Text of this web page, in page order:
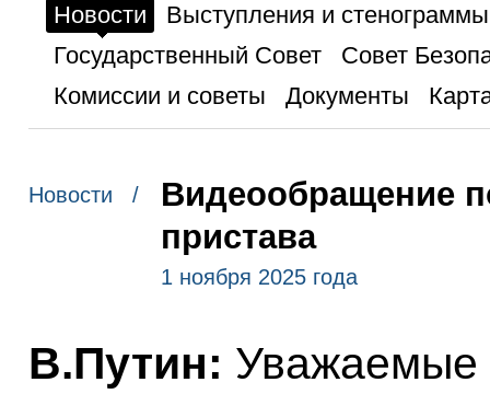
Новости
Выступления и стенограммы
Государственный Совет
Совет
Комиссии и советы
Документы
Новости /
Видеообращение
пристава
1 ноября 2025 года
В.Путин: Уважаемые